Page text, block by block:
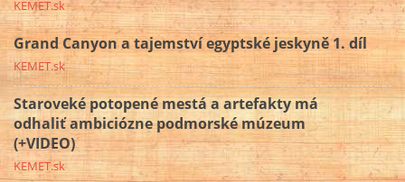
KEMET.sk
Grand Canyon a tajemství egyptské jeskyně 1. díl
KEMET.sk
Staroveké potopené mestá a artefakty má
odhaliť ambiciózne podmorské múzeum
(+VIDEO)
KEMET.sk